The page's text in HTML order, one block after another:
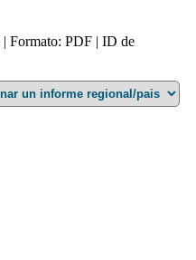
Formato: PDF | ID de